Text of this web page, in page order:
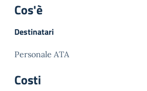
Cos'è
Destinatari
Personale ATA
Costi